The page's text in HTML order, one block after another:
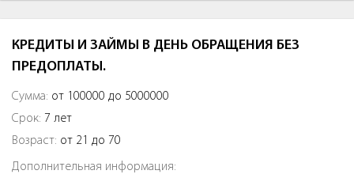
КРЕДИТЫ И ЗАЙМЫ В ДЕНЬ ОБРАЩЕНИЯ БЕЗ
ПРЕДОПЛАТЫ.
Сумма: от 100000 до 5000000
Срок: 7 лет
Возраст: от 21 до 70
Дополнительная информация: